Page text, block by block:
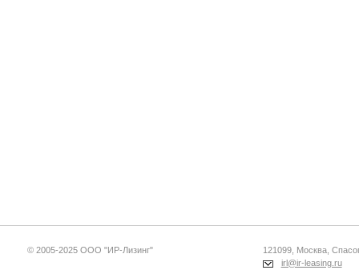
© 2005-2025 ООО "ИР-Лизинг"
121099, Москва,
irl@ir-leasing.ru